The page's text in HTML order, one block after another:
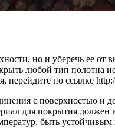
но и уберечь ее от
любой тип полотна
перейдите по ссылке
с поверхностью
для покрытия
быть